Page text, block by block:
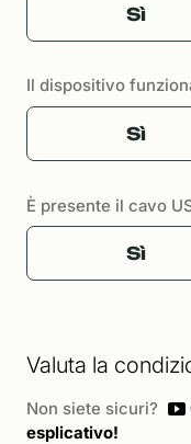
Sì
Il dispositivo
Sì
È presente il cavo
Sì
Valuta la
Non siete sicuri?
esplicativo!